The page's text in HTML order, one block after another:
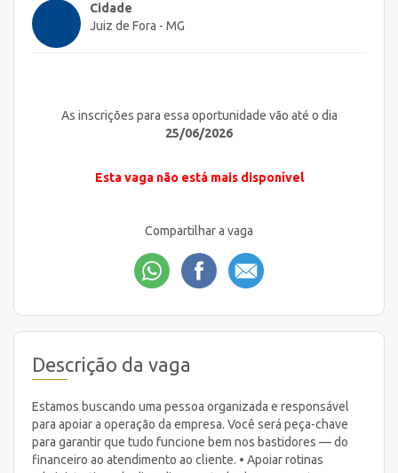
Cidade
Juiz de Fora - MG
As inscrições para essa oportunidade vão até o dia
25/06/2026
Esta vaga não está mais disponível
Compartilhar a vaga
Descrição da vaga
Estamos buscando uma pessoa organizada e responsável
para apoiar a operação da empresa. Você será peça-chave
para garantir que tudo funcione bem nos bastidores — do
financeiro ao atendimento ao cliente. • Apoiar rotinas